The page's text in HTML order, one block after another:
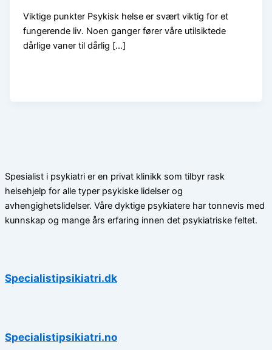
Viktige punkter Psykisk helse er svært viktig for et
fungerende liv. Noen ganger fører våre utilsiktede
dårlige vaner til dårlig […]
Spesialist i psykiatri er en privat klinikk som tilbyr rask
helsehjelp for alle typer psykiske lidelser og
avhengighetslidelser. Våre dyktige psykiatere har tonnevis med
kunnskap og mange års erfaring innen det psykiatriske feltet.
Specialistipsikiatri.dk
Specialistipsikiatri.no